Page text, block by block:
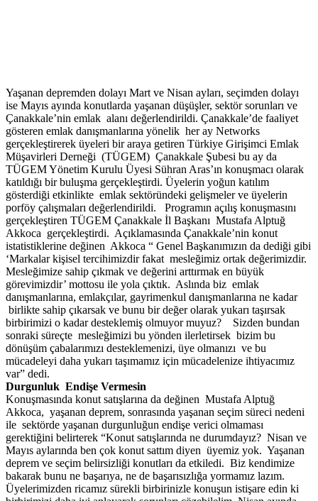
Yaşanan depremden dolayı Mart ve Nisan ayları, seçimden dolayı
ise Mayıs ayında konutlarda yaşanan düşüşler, sektör sorunları ve
Çanakkale’nin emlak alanı değerlendirildi. Çanakkale’de faaliyet
gösteren emlak danışmanlarına yönelik her ay Networks
gerçekleştirerek üyeleri bir araya getiren Türkiye Girişimci Emlak
Müşavirleri Derneği (TÜGEM) Çanakkale Şubesi bu ay da
TÜGEM Yönetim Kurulu Üyesi Sühran Aras’ın konuşmacı olarak
katıldığı bir buluşma gerçekleştirdi. Üyelerin yoğun katılım
gösterdiği etkinlikte emlak sektöründeki gelişmeler ve üyelerin
porföy çalışmaları değerlendirildi. Programın açılış konuşmasını
gerçekleştiren TÜGEM Çanakkale İl Başkanı Mustafa Alptuğ
Akkoca gerçekleştirdi. Açıklamasında Çanakkale’nin konut
istatistiklerine değinen Akkoca “ Genel Başkanımızın da dediği gibi
‘Markalar kişisel tercihimizdir fakat mesleğimiz ortak değerimizdir.
Mesleğimize sahip çıkmak ve değerini arttırmak en büyük
görevimizdir’ mottosu ile yola çıktık. Aslında biz emlak
danışmanlarına, emlakçılar, gayrimenkul danışmanlarına ne kadar
birlikte sahip çıkarsak ve bunu bir değer olarak yukarı taşırsak
birbirimizi o kadar desteklemiş olmuyor muyuz? Sizden bundan
sonraki süreçte mesleğimizi bu yönden ilerletirsek bizim bu
dönüşüm çabalarımızı desteklemenizi, üye olmanızı ve bu
mücadeleyi daha yukarı taşımamız için mücadelenize ihtiyacımız
var” dedi.
Durgunluk Endişe Vermesin
Konuşmasında konut satışlarına da değinen Mustafa Alptuğ
Akkoca, yaşanan deprem, sonrasında yaşanan seçim süreci nedeni
ile sektörde yaşanan durgunluğun endişe verici olmaması
gerektiğini belirterek “Konut satışlarında ne durumdayız? Nisan ve
Mayıs aylarında ben çok konut sattım diyen üyemiz yok. Yaşanan
deprem ve seçim belirsizliği konutları da etkiledi. Biz kendimize
bakarak bunu ne başarıya, ne de başarısızlığa yormamız lazım.
Üyelerimizden ricamız sürekli birbirinizle konuşun istişare edin ki